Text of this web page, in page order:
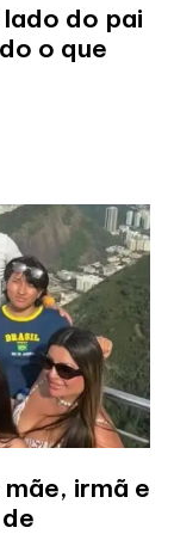
do pai
o que
irmã e